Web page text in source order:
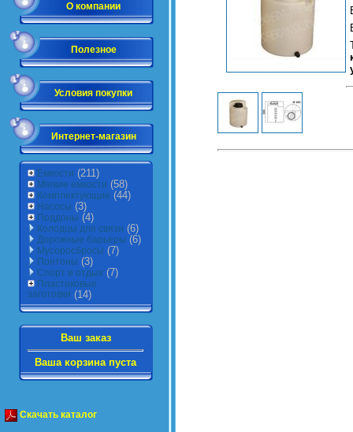
О компании
Полезное
Условия покупки
Интернет-магазин
Ёмкости (211)
Мягкие емкости (58)
Комплектующие (44)
Насосы (3)
Поддоны (4)
Колодцы для связи (6)
Дорожные барьеры (6)
Мусоросбросы (7)
Понтоны (3)
Спорт и отдых (7)
Пластиковые
заготовки (14)
Ваш заказ
Ваша корзина пуста
Скачать каталог